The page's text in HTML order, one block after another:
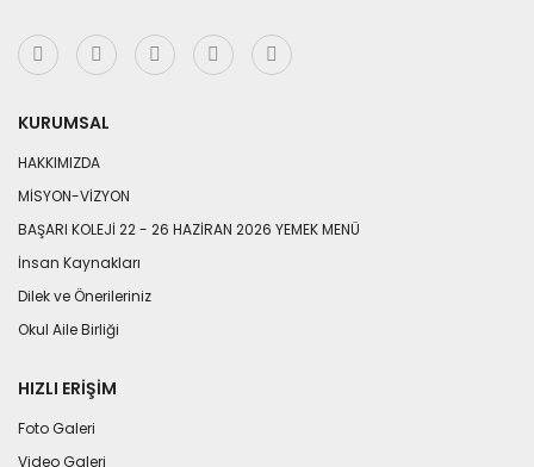
KURUMSAL
HAKKIMIZDA
MİSYON-VİZYON
BAŞARI KOLEJİ 22 - 26 HAZİRAN 2026 YEMEK MENÜ
İnsan Kaynakları
Dilek ve Önerileriniz
Okul Aile Birliği
HIZLI ERIŞIM
Foto Galeri
Video Galeri